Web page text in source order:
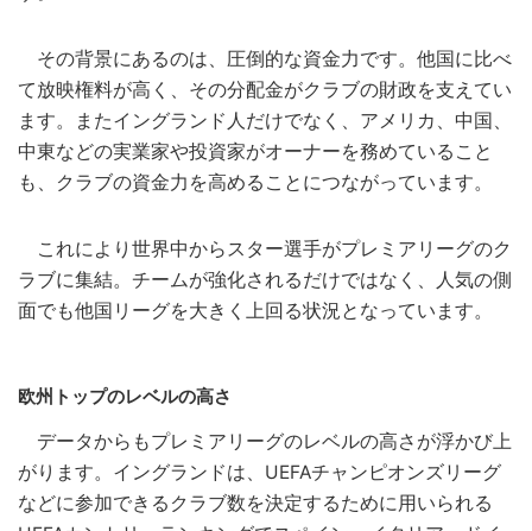
その背景にあるのは、圧倒的な資金力です。他国に比べ
て放映権料が高く、その分配金がクラブの財政を支えてい
ます。またイングランド人だけでなく、アメリカ、中国、
中東などの実業家や投資家がオーナーを務めていること
も、クラブの資金力を高めることにつながっています。
これにより世界中からスター選手がプレミアリーグのク
ラブに集結。チームが強化されるだけではなく、人気の側
面でも他国リーグを大きく上回る状況となっています。
欧州トップのレベルの高さ
データからもプレミアリーグのレベルの高さが浮かび上
がります。イングランドは、UEFAチャンピオンズリーグ
などに参加できるクラブ数を決定するために用いられる